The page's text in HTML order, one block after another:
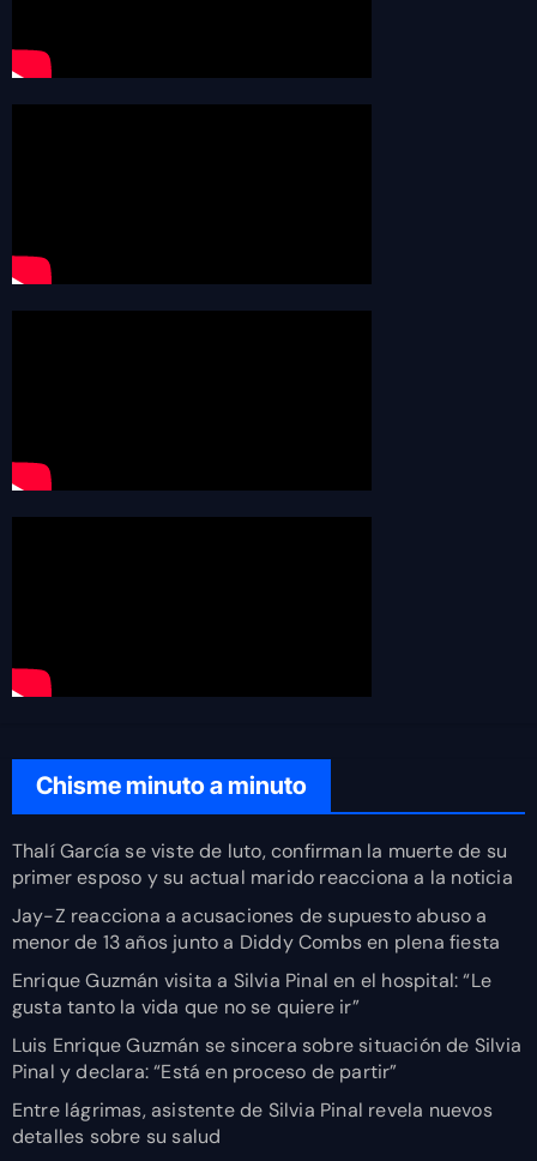
Chisme minuto a minuto
Thalí García se viste de luto, confirman la muerte de su
primer esposo y su actual marido reacciona a la noticia
Jay-Z reacciona a acusaciones de supuesto abuso a
menor de 13 años junto a Diddy Combs en plena fiesta
Enrique Guzmán visita a Silvia Pinal en el hospital: “Le
gusta tanto la vida que no se quiere ir”
Luis Enrique Guzmán se sincera sobre situación de Silvia
Pinal y declara: “Está en proceso de partir”
Entre lágrimas, asistente de Silvia Pinal revela nuevos
detalles sobre su salud